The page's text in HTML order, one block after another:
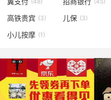
高铁贵宾 (3) 儿保 (3)
小儿按摩 (1)